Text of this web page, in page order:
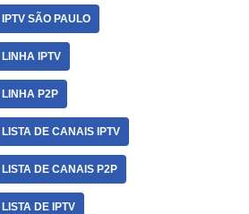
SÃO PAULO
IPTV
P2P
DE CANAIS IPTV
DE CANAIS P2P
DE IPTV